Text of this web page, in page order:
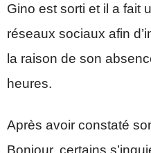
Gino est sorti et il a fait
réseaux sociaux afin
la raison de son
heures.
Après avoir constaté
Bonjour, certains